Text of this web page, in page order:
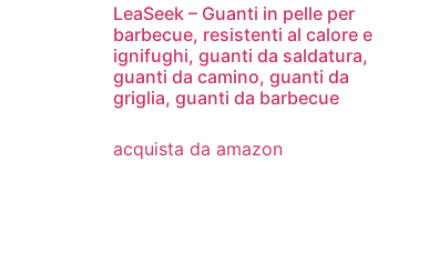
LeaSeek – Guanti in pelle per
barbecue, resistenti al calore e
ignifughi, guanti da saldatura,
guanti da camino, guanti da
griglia, guanti da barbecue
acquista da amazon